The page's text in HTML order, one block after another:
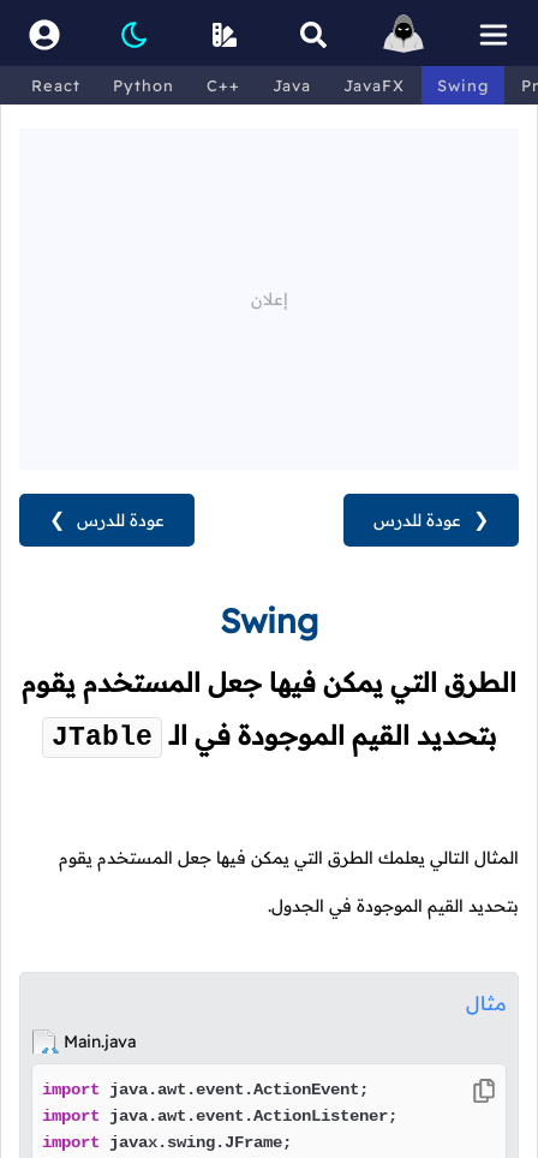
React Python C++ Java JavaFX Swing
عودة للدرس ❯ ❮ عودة للدرس
Swing
الطرق التي يمكن فيها جعل المستخدم يقوم
بتحديد القيم الموجودة في الـ JTable
المثال التالي يعلمك الطرق التي يمكن فيها جعل المستخدم يقوم
بتحديد القيم الموجودة في الجدول.
مثال
Main.java
import
import
import